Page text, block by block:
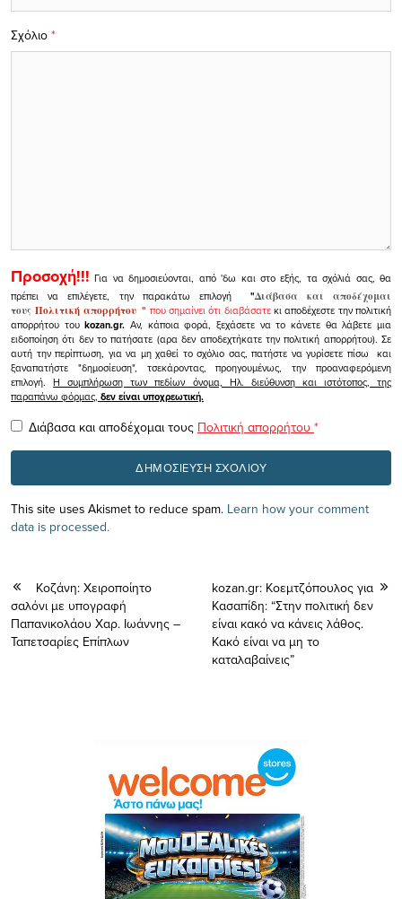
Σχόλιο *
Προσοχή!!! Για να δημοσιεύονται, από 'δω και στο εξής, τα σχόλιά σας, θα
πρέπει να επιλέγετε, την παρακάτω επιλογή
"Διάβασα και αποδέχομαι
τουςΠολιτική απορρήτου" που σημαίνει ότι διαβάσατεκι αποδέχεστε την πολιτική
απορρήτου τουkozan.gr. Αν, κάποια φορά, ξεχάσετε να το κάνετε θα λάβετε μια
ειδοποίηση ότι δεν το πατήσατε (αρα δεν αποδεχτήκατε την πολιτική απορρήτου). Σε
αυτή την περίπτωση, για να μη χαθεί το σχόλιο σας, πατήστε να γυρίσετε πίσω και
ξαναπατήστε "δημοσίευση", τσεκάροντας, προηγουμένως, την προαναφερόμενη
επιλογή.Η συμπλήρωση των πεδίων όνομα, Ηλ. διεύθυνση και ιστότοπος, της
παραπάνω φόρμας, δεν είναι υποχρεωτική.
Διάβασα και αποδέχομαι τους Πολιτική απορρήτου *
This site uses Akismet to reduce spam. Learn how your comment
data is processed.
Κοζάνη: Χειροποίητο
σαλόνι με υπογραφή
Παπανικολάου Χαρ. Ιωάννης –
Ταπετσαρίες Επίπλων
kozan.gr: Κοεμτζόπουλος για
Κασαπίδη: “Στην πολιτική δεν
είναι κακό να κάνεις λάθος.
Κακό είναι να μη το
καταλαβαίνεις”